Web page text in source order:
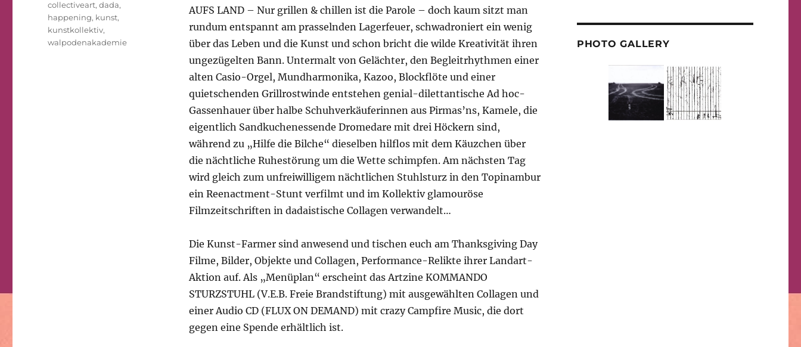
AUFS LAND – Nur grillen & chillen ist die Parole – doch kaum sitzt man
rundum entspannt am prasselnden Lagerfeuer, schwadroniert ein wenig
über das Leben und die Kunst und schon bricht die wilde Kreativität ihren
ungezügelten Bann. Untermalt von Gelächter, den Begleitrhythmen einer
alten Casio-Orgel, Mundharmonika, Kazoo, Blockflöte und einer
quietschenden Grillrostwinde entstehen genial-dilettantische Ad hoc-
Gassenhauer über halbe Schuhverkäuferinnen aus Pirmas’ns, Kamele, die
eigentlich Sandkuchenessende Dromedare mit drei Höckern sind,
während zu „Hilfe die Bilche“ dieselben hilflos mit dem Käuzchen über
die nächtliche Ruhestörung um die Wette schimpfen. Am nächsten Tag
wird gleich zum unfreiwilligem nächtlichen Stuhlsturz in den Topinambur
ein Reenactment-Stunt verfilmt und im Kollektiv glamouröse
Filmzeitschriften in dadaistische Collagen verwandelt…
Die Kunst-Farmer sind anwesend und tischen euch am Thanksgiving Day
Filme, Bilder, Objekte und Collagen, Performance-Relikte ihrer Landart-
Aktion auf. Als „Menüplan“ erscheint das Artzine KOMMANDO
STURZSTUHL (V.E.B. Freie Brandstiftung) mit ausgewählten Collagen und
einer Audio CD (FLUX ON DEMAND) mit crazy Campfire Music, die dort
gegen eine Spende erhältlich ist.
collectiveart,dada,
happening, kunst,
kunstkollektiv,
walpodenakademie
PHOTO GALLERY